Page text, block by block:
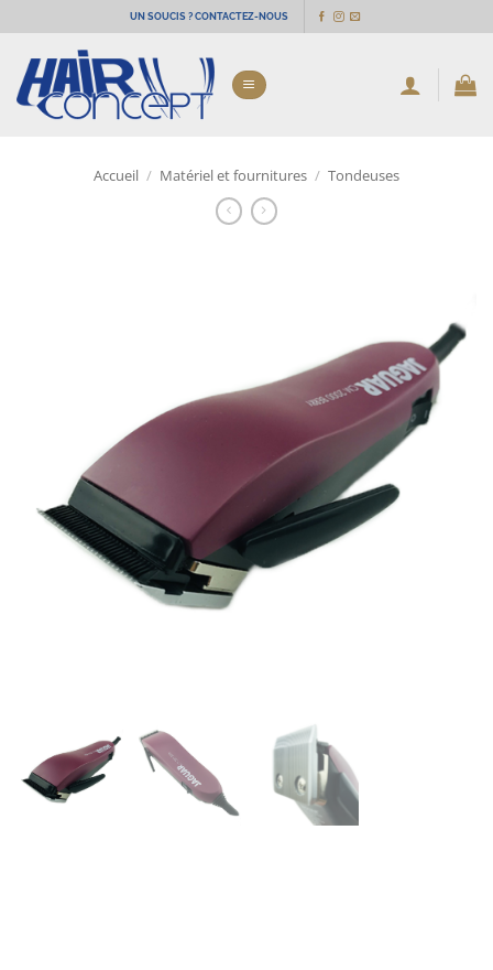
au
contenu
UN SOUCIS ? CONTACTEZ-NOUS
Accueil / Matériel et fournitures / Tondeuses